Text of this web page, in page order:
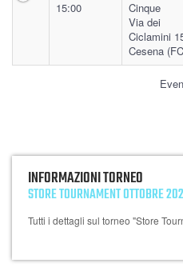
15:00
Cinque
Via dei
Ciclamini
Cesena
INFORMAZIONI TORNEO
STORE TOURNAMENT OTTOBRE
Tutti i dettagli sul torneo "Store